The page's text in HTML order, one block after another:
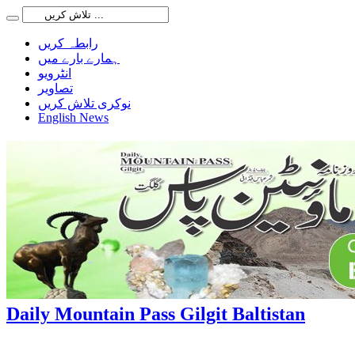
رابطہ کریں
ہمارے بارے میں
انٹرویو
تصاویر
نوکری تلاش کریں
English News
Daily Mountain Pass Gilgit Baltistan